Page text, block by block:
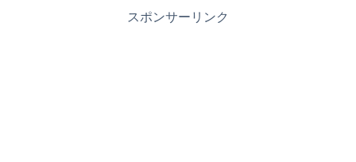
スポンサーリンク